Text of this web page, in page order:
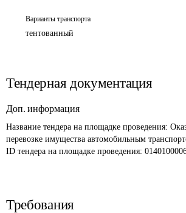
Варианты транспорта
тентованный
Тендерная документация
Доп. информация
Название тендера на площадке проведения:
перевозке имущества автомобильным
ID тендера на площадке проведения:
Требования